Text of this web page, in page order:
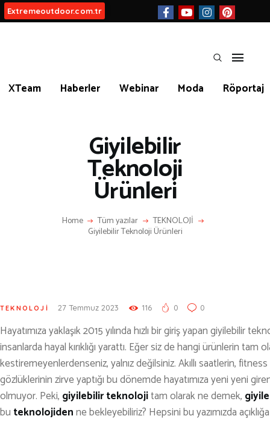
Extremeoutdoor.com.tr
XTeam Haberler Webinar Moda Röportaj
Giyilebilir
Teknoloji
Ürünleri
Home Tüm yazılar TEKNOLOJİ
Giyilebilir Teknoloji Ürünleri
KATEGORİLER
AİRSOFT & PAİNTBALL
AYAKKABI
BALIKÇILIK
BESLENME
BİSİKLET
DAĞCILIK
TEKNOLOJİ 27 Temmuz 2023 116 0 0
Hayatımıza yaklaşık 2015 yılında hızlı bir giriş yapan giyilebilir
insanlarda hayal kırıklığı yarattı. Eğer siz de hangi ürünlerin tam
kestiremeyenlerdenseniz, yalnız değilsiniz. Akıllı saatlerin,
gözlüklerinin zirve yaptığı bu dönemde hayatımıza yeni yeni
olmuyor. Peki, giyilebilir teknolojitam olarak ne demek,
bu teknolojidenne bekleyebiliriz? Hepsini bu yazımızda